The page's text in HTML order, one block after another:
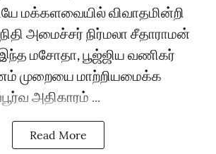
மக்களவையில் விவாதமின்றி
நிதி அமைச்சர் நிர்மலா சீதாராமன்
மசோதா, பூஜ்ஜிய வணிகர்
முறையை மாற்றியமைக்க
அதிகாரம் ...
Read More